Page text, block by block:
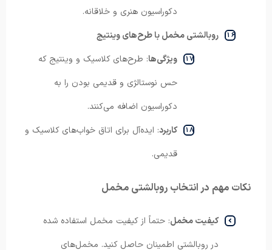
دکوراسیون هنری و خلاقانه.
روبالشتی مخمل با طرح‌های وینتیج
ویژگی‌ها: طرح‌های کلاسیک و وینتیج که
حس نوستالژی و قدیمی بودن را به
دکوراسیون اضافه می‌کنند.
کاربرد: ایده‌آل برای اتاق خواب‌های کلاسیک و
قدیمی.
نکات مهم در انتخاب روبالشتی مخمل
کیفیت مخمل: حتماً از کیفیت مخمل استفاده شده
در روبالشتی اطمینان حاصل کنید. مخمل‌های